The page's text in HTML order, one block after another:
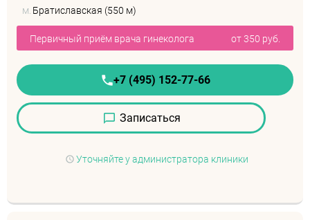
м. Братиславская (550 м)
Первичный приём врача гинеколога от 350 руб.
+7 (495) 152-77-66
Записаться
Уточняйте у администратора клиники